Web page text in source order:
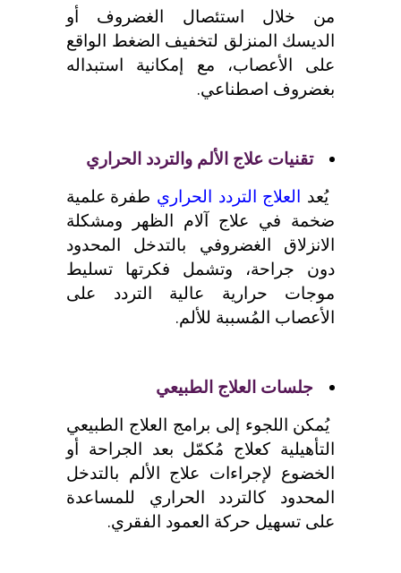
من خلال استئصال الغضروف أو
الديسك المنزلق لتخفيف الضغط الواقع
على الأعصاب، مع إمكانية استبداله
بغضروف اصطناعي.
تقنيات علاج الألم والتردد الحراري
يُعد العلاج التردد الحراري طفرة علمية
ضخمة في علاج آلام الظهر ومشكلة
الانزلاق الغضروفي بالتدخل المحدود
دون جراحة، وتشمل فكرتها تسليط
موجات حرارية عالية التردد على
الأعصاب المُسببة للألم.
جلسات العلاج الطبيعي
يُمكن اللجوء إلى برامج العلاج الطبيعي
التأهيلية كعلاج مُكمّل بعد الجراحة أو
الخضوع لإجراءات علاج الألم بالتدخل
المحدود كالتردد الحراري للمساعدة
على تسهيل حركة العمود الفقري.